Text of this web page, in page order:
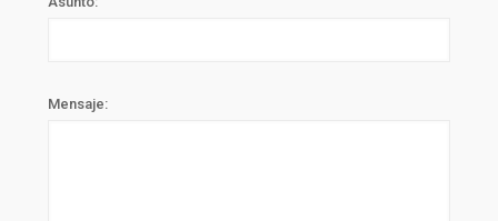
Mensaje: